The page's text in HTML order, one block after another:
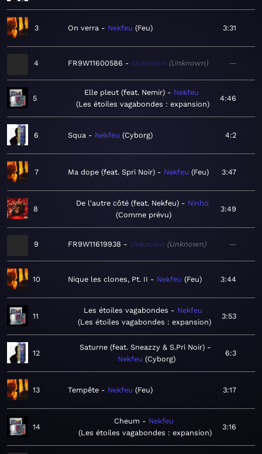
3 On verra Nekfeu Feu 3:31
4 FR9W11600586 Unknown Unknown —
5
Elle pleut (feat. Nemir)
Nekfeu
Les étoiles vagabondes : expansion
4:46
6 Squa Nekfeu Cyborg 4:2
7 Ma dope (feat. Spri Noir) Nekfeu Feu 3:47
8
De l'autre côté (feat. Nekfeu)
Ninho
Comme prévu
3:49
9 FR9W11619938 Unknown Unknown —
10 Nique les clones, Pt. II Nekfeu Feu 3:44
11
Les étoiles vagabondes
Nekfeu
Les étoiles vagabondes : expansion
3:53
12
Saturne (feat. Sneazzy & S.Pri Noir)
Nekfeu
Cyborg
6:3
13 Tempête Nekfeu Feu 3:17
14
Cheum
Nekfeu
Les étoiles vagabondes : expansion
3:16